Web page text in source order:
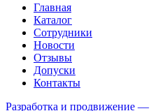
Главная
Каталог
Сотрудники
Новости
Отзывы
Допуски
Контакты
Разработка и продвижение —